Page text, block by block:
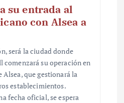
su entrada al
con Alsea a
será la ciudad donde
su operación en
Alsea, que gestionará la
establecimientos.
fecha oficial, se espera